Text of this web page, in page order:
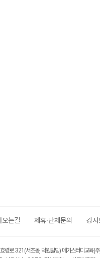
오는길 제휴·단체문의 강사
령로 321 (서초동, 덕원빌딩) 메가스터디교